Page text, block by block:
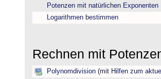
Potenzen mit natürlichen Exponenten
Logarithmen bestimmen
Rechnen mit
Polynomdivision (mit Hilfen zum